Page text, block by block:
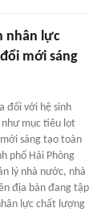
nhân lực
mới sáng
đối với hệ sinh
mục tiêu lọt
sáng tạo toàn
phố Hải Phòng
lý nhà nước, nhà
địa bàn đang tập
lực chất lượng